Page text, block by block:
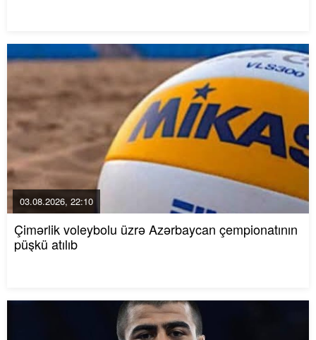
03.08.2026, 22:10
Çimərlik voleybolu üzrə Azərbaycan çempionatının
püşkü atılıb